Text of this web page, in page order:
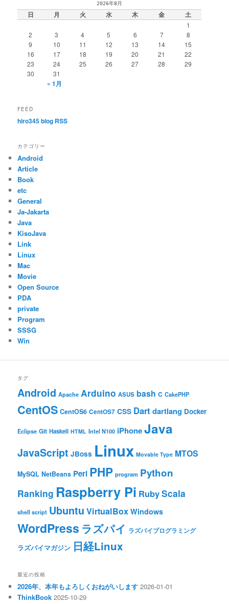
2026年8月
日 月 火 水 木 金 土
1
2
3 4 5 6 7
8
9
10 11 12 13 14
15
16
17 18 19 20 21
22
23
24 25 26 27 28
29
30
31
« 1月
FEED
hiro345 blog RSS
カテゴリー
Android
Article
Book
etc
General
Ja-Jakarta
Java
KisoJava
Link
Linux
Mac
Movie
Open Source
PDA
private
Program
SSSG
Win
タグ
Android Apache Arduino ASUS bash C CakePHP
CentOS CentOS6 CentOS7 CSS Dart dartlang Docker
Eclipse Git Haskell HTML Intel N100 iPhoneJava
JavaScript JBoss Linux Movable Type MTOS
MySQL NetBeans Perl PHP program Python
Ranking Raspberry Pi RubyScala
shell script Ubuntu VirtualBox Windows
WordPress ラズパイ ラズパイプログラミング
ラズパイマガジン 日経Linux
最近の投稿
2026年、本年もよろしくおねがいします 2026-01-01
ThinkBook 2025-10-29